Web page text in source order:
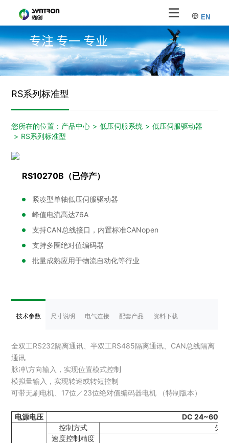
EN
专注 专一 专业
RS系列标准型
您所在的位置： 产品中心 > 低压伺服系统 > 低压伺服驱动器
> RS系列标准型
RS10270B（已停产）
紧凑型单轴低压伺服驱动器
峰值电流高达76A
支持CAN总线接口，内置标准CANopen
支持多圈绝对值编码器
批量成熟应用于物流自动化等行业
技术参数 尺寸说明 电气连接 配套产品 资料下载
全双工RS232隔离通讯、半双工RS485隔离通讯、CAN总线隔离
通讯
脉冲\方向输入，实现位置模式控制
模拟量输入，实现转速或转短控制
可带无刷电机、17位／23位绝对值编码器电机 （特制版本）
电源电压 DC 24~60V
控制方式
矢
速度控制精度